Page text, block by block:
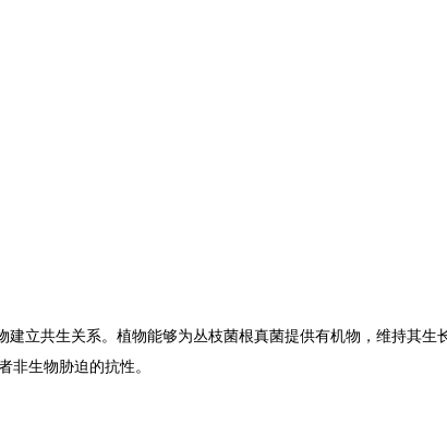
立共生关系。植物能够为丛枝菌根真菌提供有机物，维持其生
非生物胁迫的抗性。